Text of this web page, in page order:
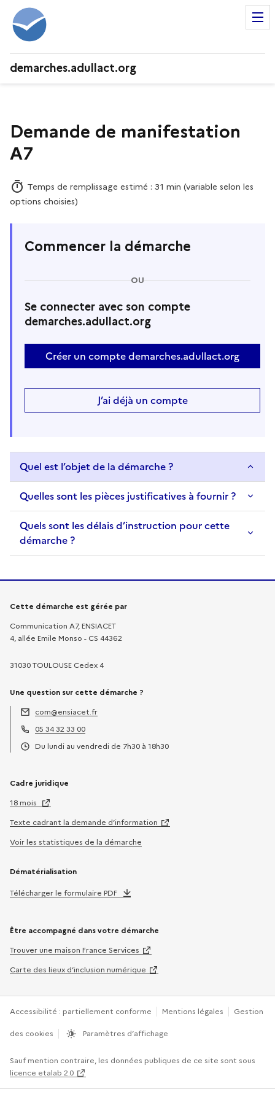
demarches.adullact.org
Demande de manifestation
A7
Temps de remplissage estimé : 31 min (variable selon les
options choisies)
Commencer la démarche
OU
Se connecter avec son compte
demarches.adullact.org
Créer un compte demarches.adullact.org
J’ai déjà un compte
Quel est l’objet de la démarche ?
Quelles sont les pièces justificatives à fournir ?
Quels sont les délais d’instruction pour cette
démarche ?
Informations sur la démarche
Cette démarche est gérée par
Communication A7, ENSIACET
4, allée Emile Monso - CS 44362
31030 TOULOUSE Cedex 4
Une question sur cette démarche ?
Adresse électronique :
com@ensiacet.fr
Téléphone :
05 34 32 33 00
Du lundi au vendredi de 7h30 à 18h30
Cadre juridique
18 mois
Texte cadrant la demande d’information
Voir les statistiques de la démarche
Dématérialisation
Télécharger le formulaire PDF
Être accompagné dans votre démarche
Trouver une maison France Services
Carte des lieux d’inclusion numérique
Accessibilité : partiellement conforme Mentions légales Gestion
des cookies Paramètres d’affichage
Sauf mention contraire, les données publiques de ce site sont sous
licence etalab 2.0